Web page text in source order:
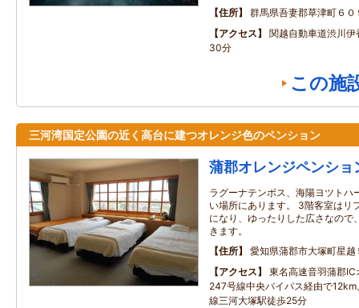
住所
群馬県吾妻郡草津町６０
アクセス
関越自動車道渋川
30分
この施
三河湾国定公園の近く高台に建つオレンジ色のペンション
蒲郡オレンジペンショ
ラグーナテンボス、海陽ヨツトハ
い場所にあります。 3階客室はリ
になり、ゆったりした広さなので
きます。
住所
愛知県蒲郡市大塚町星越
アクセス
東名高速音羽蒲郡
247号線中央バイパス経由で
線三河大塚駅徒歩25分